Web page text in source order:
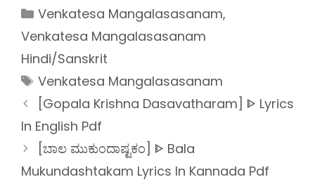
Categories
Venkatesa Mangalasasanam,
Venkatesa Mangalasasanam
Hindi/Sanskrit
Tags
Venkatesa Mangalasasanam
[Gopala Krishna Dasavatharam] ᐈ Lyrics
In English Pdf
[ಬಾಲ ಮುಕುಂದಾಷ್ಟಕಂ] ᐈ Bala
Mukundashtakam Lyrics In Kannada Pdf